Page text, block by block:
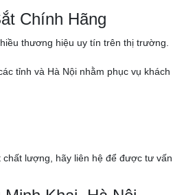
Chính Hãng
thương hiệu uy tín trên thị trường.
tỉnh và Hà Nội nhằm phục vụ khách
chất lượng, hãy liên hệ để được tư